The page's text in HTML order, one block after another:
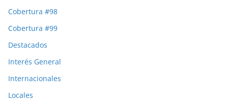
Cobertura #98
Cobertura #99
Destacados
Interés General
Internacionales
Locales